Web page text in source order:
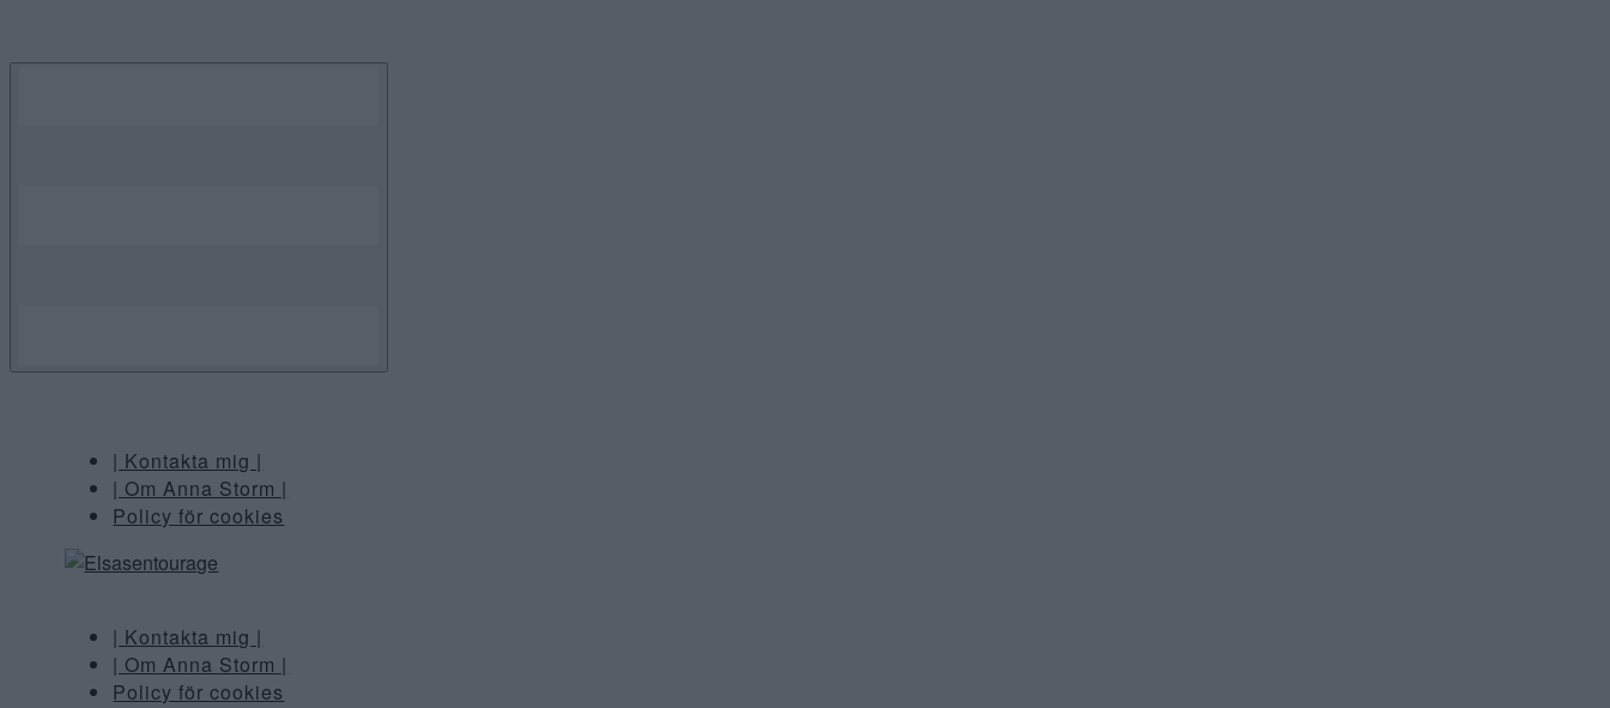
| Kontakta mig |
| Om Anna Storm |
Policy för cookies
| Kontakta mig |
| Om Anna Storm |
Policy för cookies